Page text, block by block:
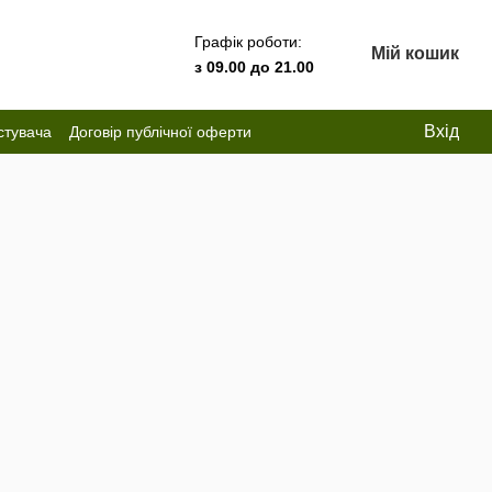
Графік роботи:
з 09.00 до 21.00
Мій кошик
Договір публічної оферти Вхід